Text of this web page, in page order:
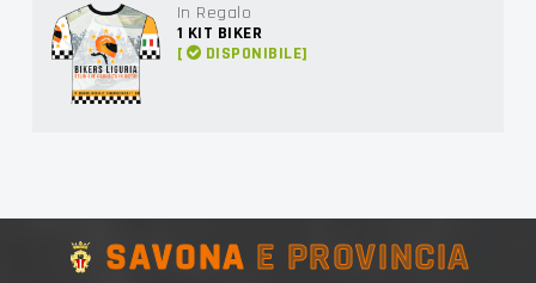
In Regalo
1 KIT BIKER
[
DISPONIBILE]
SAVONA E PROVINCIA